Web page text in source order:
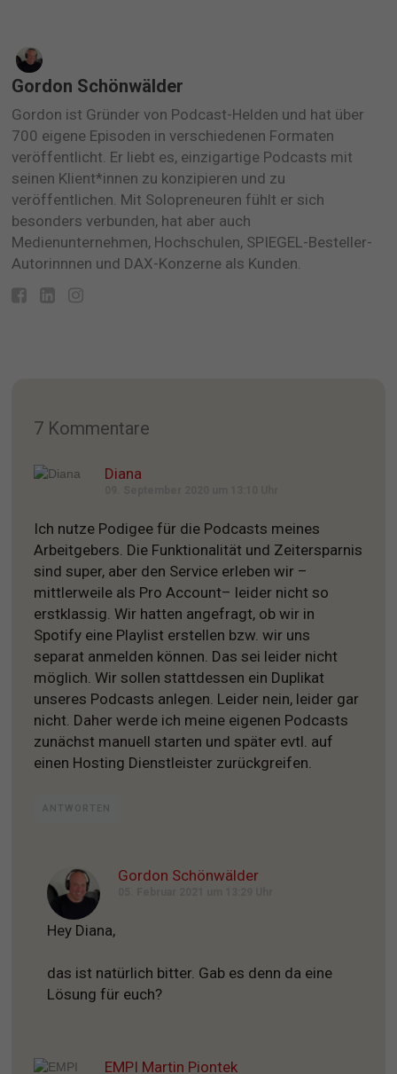
Gordon Schönwälder
Gordon ist Gründer von Podcast-Helden und hat über
700 eigene Episoden in verschiedenen Formaten
veröffentlicht. Er liebt es, einzigartige Podcasts mit
seinen Klient*innen zu konzipieren und zu
veröffentlichen. Mit Solopreneuren fühlt er sich
besonders verbunden, hat aber auch
Medienunternehmen, Hochschulen, SPIEGEL-Besteller-
Autorinnnen und DAX-Konzerne als Kunden.
7 Kommentare
Diana
Ich nutze Podigee für die Podcasts meines
Arbeitgebers. Die Funktionalität und Zeitersparnis
sind super, aber den Service erleben wir –
mittlerweile als Pro Account– leider nicht so
erstklassig. Wir hatten angefragt, ob wir in
Spotify eine Playlist erstellen bzw. wir uns
separat anmelden können. Das sei leider nicht
möglich. Wir sollen stattdessen ein Duplikat
unseres Podcasts anlegen. Leider nein, leider gar
nicht. Daher werde ich meine eigenen Podcasts
zunächst manuell starten und später evtl. auf
einen Hosting Dienstleister zurückgreifen.
ANTWORTEN
Gordon Schönwälder
Hey Diana,
das ist natürlich bitter. Gab es denn da eine
Lösung für euch?
EMPI Martin Piontek